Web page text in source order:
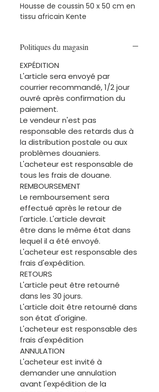
Housse de coussin 50 x 50 cm en
tissu africain Kente
Politiques du magasin
EXPÉDITION
L'article sera envoyé par
courrier recommandé, 1/2 jour
ouvré après confirmation du
paiement.
Le vendeur n'est pas
responsable des retards dus à
la distribution postale ou aux
problèmes douaniers.
L'acheteur est responsable de
tous les frais de douane.
REMBOURSEMENT
Le remboursement sera
effectué après le retour de
l'article. L'article devrait
être dans le même état dans
lequel il a été envoyé.
L'acheteur est responsable des
frais d'expédition.
RETOURS
L'article peut être retourné
dans les 30 jours.
L'article doit être retourné dans
son état d'origine.
L'acheteur est responsable des
frais d'expédition
ANNULATION
L'acheteur est invité à
demander une annulation
avant l'expédition de la